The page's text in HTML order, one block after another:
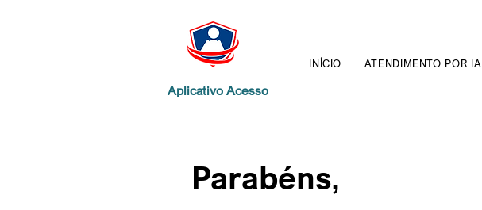
INÍCIO ATENDIMENTO POR IA
Aplicativo Acesso
Parabéns,